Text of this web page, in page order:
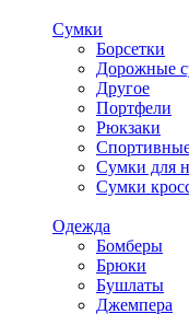
Сумки
Борсетки
Дорожные
Другое
Портфели
Рюкзаки
Сумки для
Сумки
Одежда
Бомберы
Брюки
Бушлаты
Джемпера